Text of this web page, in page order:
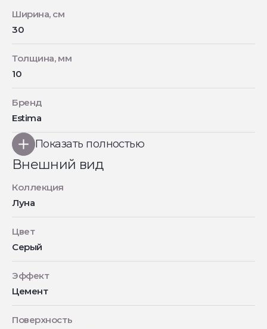
Ширина, см
30
Толщина, мм
10
Бренд
Estima
Показать полностью
Внешний вид
Коллекция
Луна
Цвет
Серый
Эффект
Цемент
Поверхность